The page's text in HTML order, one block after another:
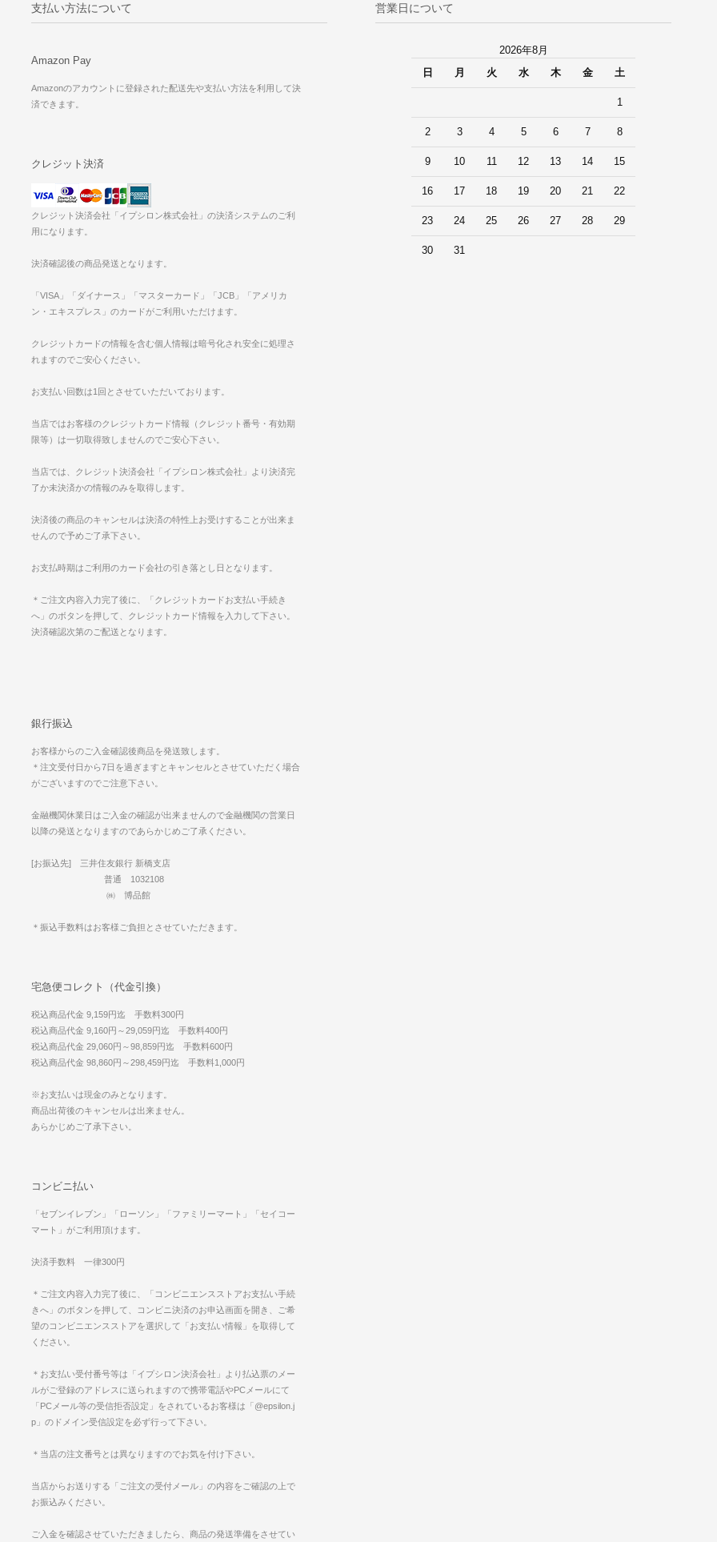
支払い方法について
Amazon Pay
Amazonのアカウントに登録された配送先や支払い方法を利用して決
済できます。
クレジット決済
クレジット決済会社「イプシロン株式会社」の決済システムのご利
用になります。
決済確認後の商品発送となります。
「VISA」「ダイナース」「マスターカード」「JCB」「アメリカ
ン・エキスプレス」のカードがご利用いただけます。
クレジットカードの情報を含む個人情報は暗号化され安全に処理さ
れますのでご安心ください。
お支払い回数は1回とさせていただいております。
当店ではお客様のクレジットカード情報（クレジット番号・有効期
限等）は一切取得致しませんのでご安心下さい。
当店では、クレジット決済会社「イプシロン株式会社」より決済完
了か未決済かの情報のみを取得します。
決済後の商品のキャンセルは決済の特性上お受けすることが出来ま
せんので予めご了承下さい。
お支払時期はご利用のカード会社の引き落とし日となります。
＊ご注文内容入力完了後に、「クレジットカードお支払い手続き
へ」のボタンを押して、クレジットカード情報を入力して下さい。
決済確認次第のご配送となります。
銀行振込
お客様からのご入金確認後商品を発送致します。
＊注文受付日から7日を過ぎますとキャンセルとさせていただく場合
がございますのでご注意下さい。
金融機関休業日はご入金の確認が出来ませんので金融機関の営業日
以降の発送となりますのであらかじめご了承ください。
[お振込先] 三井住友銀行 新橋支店
普通 1032108
㈱ 博品館
＊振込手数料はお客様ご負担とさせていただきます。
宅急便コレクト（代金引換）
税込商品代金 9,159円迄 手数料300円
税込商品代金 9,160円～29,059円迄 手数料400円
税込商品代金 29,060円～98,859円迄 手数料600円
税込商品代金 98,860円～298,459円迄 手数料1,000円
※お支払いは現金のみとなります。
商品出荷後のキャンセルは出来ません。
あらかじめご了承下さい。
コンビニ払い
「セブンイレブン」「ローソン」「ファミリーマート」「セイコー
マート」がご利用頂けます。
決済手数料 一律300円
＊ご注文内容入力完了後に、「コンビニエンスストアお支払い手続
きへ」のボタンを押して、コンビニ決済のお申込画面を開き、ご希
望のコンビニエンスストアを選択して「お支払い情報」を取得して
ください。
＊お支払い受付番号等は「イプシロン決済会社」より払込票のメー
ルがご登録のアドレスに送られますので携帯電話やPCメールにて
「PCメール等の受信拒否設定」をされているお客様は「@epsilon.j
p」のドメイン受信設定を必ず行って下さい。
＊当店の注文番号とは異なりますのでお気を付け下さい。
当店からお送りする「ご注文の受付メール」の内容をご確認の上で
お振込みください。
ご入金を確認させていただきましたら、商品の発送準備をさせてい
営業日について
2026年8月
日
月 火 水 木 金 土
1
2 3 4 5 6 7 8
9 10 11 12 13 14 15
16 17 18 19 20 21 22
23 24 25 26 27 28 29
30 31